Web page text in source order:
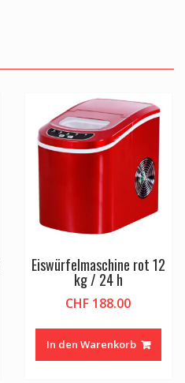
Eiswürfelmaschine rot 12
kg / 24 h
CHF 188.00
In den Warenkorb